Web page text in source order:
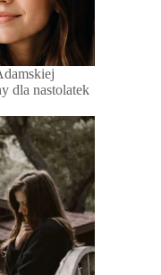
dla nastolatek